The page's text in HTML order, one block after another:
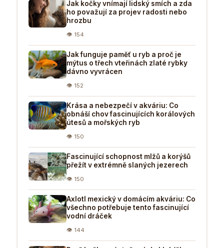
Jak kočky vnímají lidský smích a zda
ho považují za projev radosti nebo
hrozbu
👁 154
Jak funguje paměť u ryb a proč je
mýtus o třech vteřinách zlaté rybky
dávno vyvrácen
👁 152
Krása a nebezpečí v akváriu: Co
obnáší chov fascinujících korálových
útesů a mořských ryb
👁 150
Fascinující schopnost mlžů a korýšů
přežít v extrémně slaných jezerech
👁 150
Axlotl mexický v domácím akváriu: Co
všechno potřebuje tento fascinující
vodní dráček
👁 144